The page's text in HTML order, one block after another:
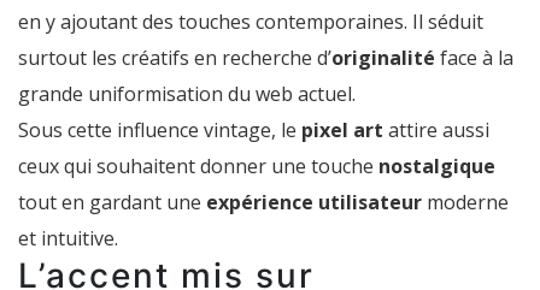
en y ajoutant des touches contemporaines. Il séduit
surtout les créatifs en recherche d’originalité face à la
grande uniformisation du web actuel.
Sous cette influence vintage, le pixel art attire aussi
ceux qui souhaitent donner une touche nostalgique
tout en gardant une expérience utilisateur moderne
et intuitive.
L’accent mis sur